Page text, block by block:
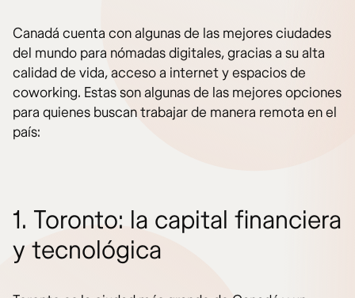
Canadá cuenta con algunas de las mejores ciudades
del mundo para nómadas digitales, gracias a su alta
calidad de vida, acceso a internet y espacios de
coworking. Estas son algunas de las mejores opciones
para quienes buscan trabajar de manera remota en el
país:
1. Toronto: la capital financiera
y tecnológica